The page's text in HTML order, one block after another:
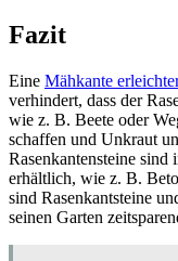
Fazit
Eine Mähkante
verhindert, dass der
wie z. B. Beete oder
schaffen und Unkraut
Rasenkantensteine
erhältlich, wie z. B.
sind Rasenkantsteine
seinen Garten